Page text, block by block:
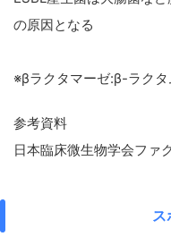
の原因となる
※βラクタマーゼ:β-ラク
参考資料
日本臨床微生物学会フ
ス